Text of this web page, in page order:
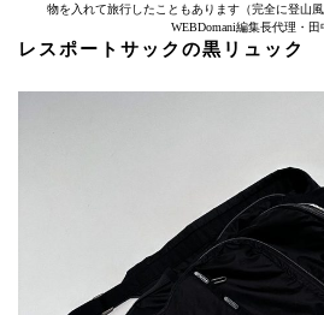
物を入れて旅行したこともあります（完全に登山
WEBDomani編集長代理・田
レスポートサックの黒リュック